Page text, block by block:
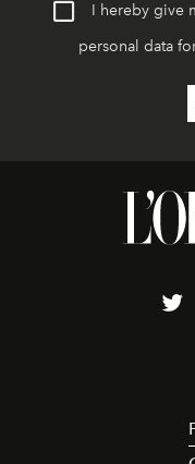
I hereby give
personal data